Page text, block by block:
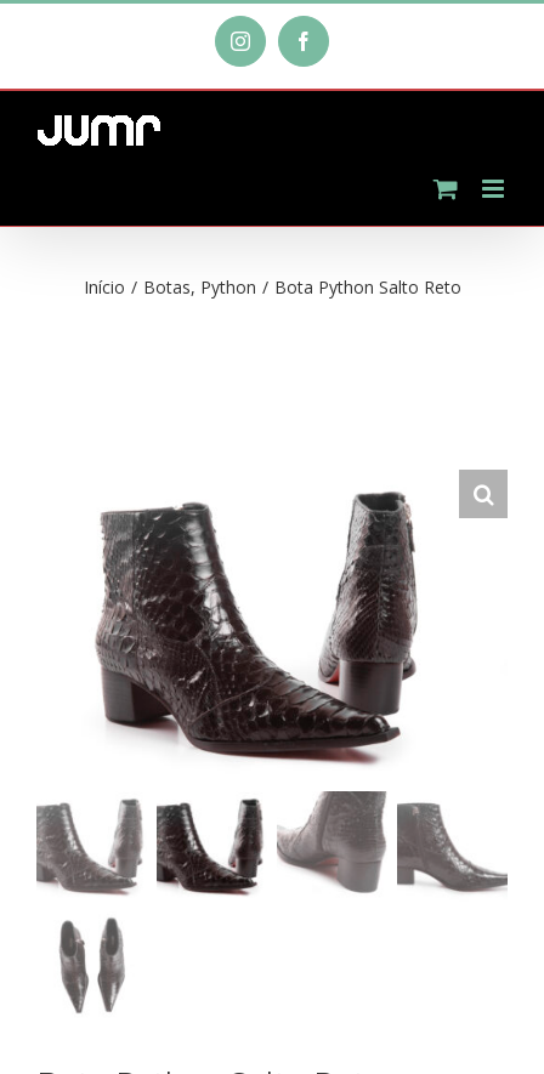
o
conteúdo
Instagram Facebook
Início / Botas, Python / Bota Python Salto Reto